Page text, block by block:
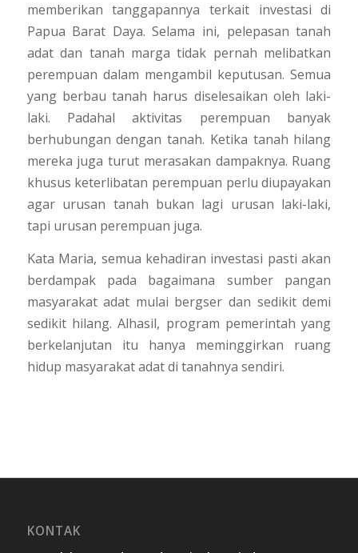
memberikan tanggapannya terkait investasi di
Papua Barat Daya. Selama ini, pelepasan tanah
adat dan tanah marga tidak pernah melibatkan
perempuan dalam mengambil keputusan. Semua
yang berbau tanah harus diselesaikan oleh laki-
laki. Padahal aktivitas perempuan banyak
berhubungan dengan tanah. Ketika tanah hilang
mereka juga turut merasakan dampaknya. Ruang
khusus keterlibatan perempuan perlu diupayakan
agar urusan tanah bukan lagi urusan laki-laki,
tapi urusan perempuan juga.
Kata Maria, semua kehadiran investasi pasti akan
berdampak pada bagaimana sumber pangan
masyarakat adat mulai bergser dan sedikit demi
sedikit hilang. Alhasil, program pemerintah yang
berkelanjutan itu hanya meminggirkan ruang
hidup masyarakat adat di tanahnya sendiri.
KONTAK